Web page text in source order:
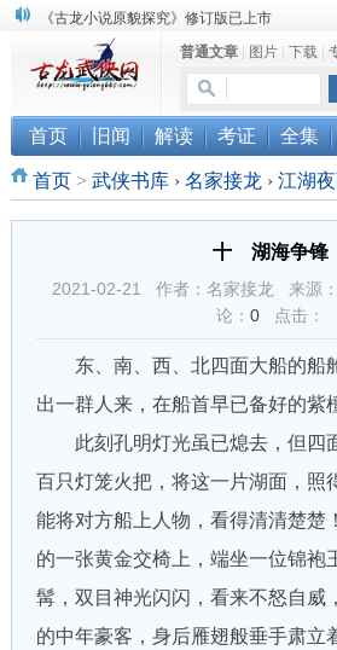
顾雪衣《古龙武侠小说知见录》上市
“武侠书库”查缺补漏活动圆满结束
《古龙小说原貌探究》修订版已上市
普通文章| 图片| 下载|
首页 旧闻 解读 考证 全集
首页> 武侠书库 › 名家接龙 › 江湖
十 湖海争锋
2021-02-21 作者：名家接龙 来源：
论： 0点击：
东、南、西、北四面大船的船
出一群人来，在船首早已备好的紫
此刻孔明灯光虽已熄去，但四
百只灯笼火把，将这一片湖面，照
能将对方船上人物，看得清清楚楚
的一张黄金交椅上，端坐一位锦袍
髯，双目神光闪闪，看来不怒自威
的中年豪客，身后雁翅般垂手肃立